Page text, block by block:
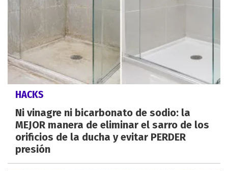
HACKS
Ni vinagre ni bicarbonato de sodio: la
MEJOR manera de eliminar el sarro de los
orificios de la ducha y evitar PERDER
presión